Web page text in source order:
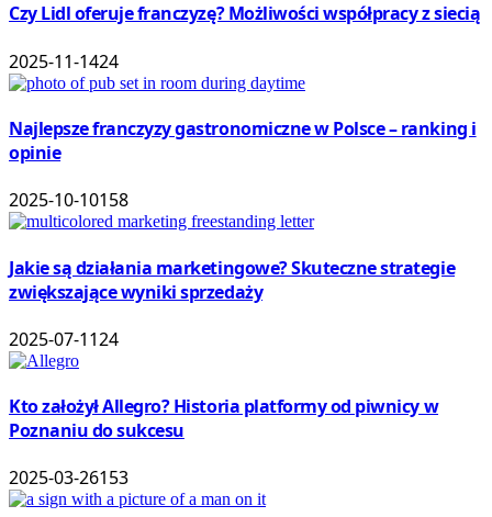
Czy Lidl oferuje franczyzę? Możliwości współpracy z siecią
2025-11-1424
Najlepsze franczyzy gastronomiczne w Polsce – ranking i
opinie
2025-10-10158
Jakie są działania marketingowe? Skuteczne strategie
zwiększające wyniki sprzedaży
2025-07-1124
Kto założył Allegro? Historia platformy od piwnicy w
Poznaniu do sukcesu
2025-03-26153